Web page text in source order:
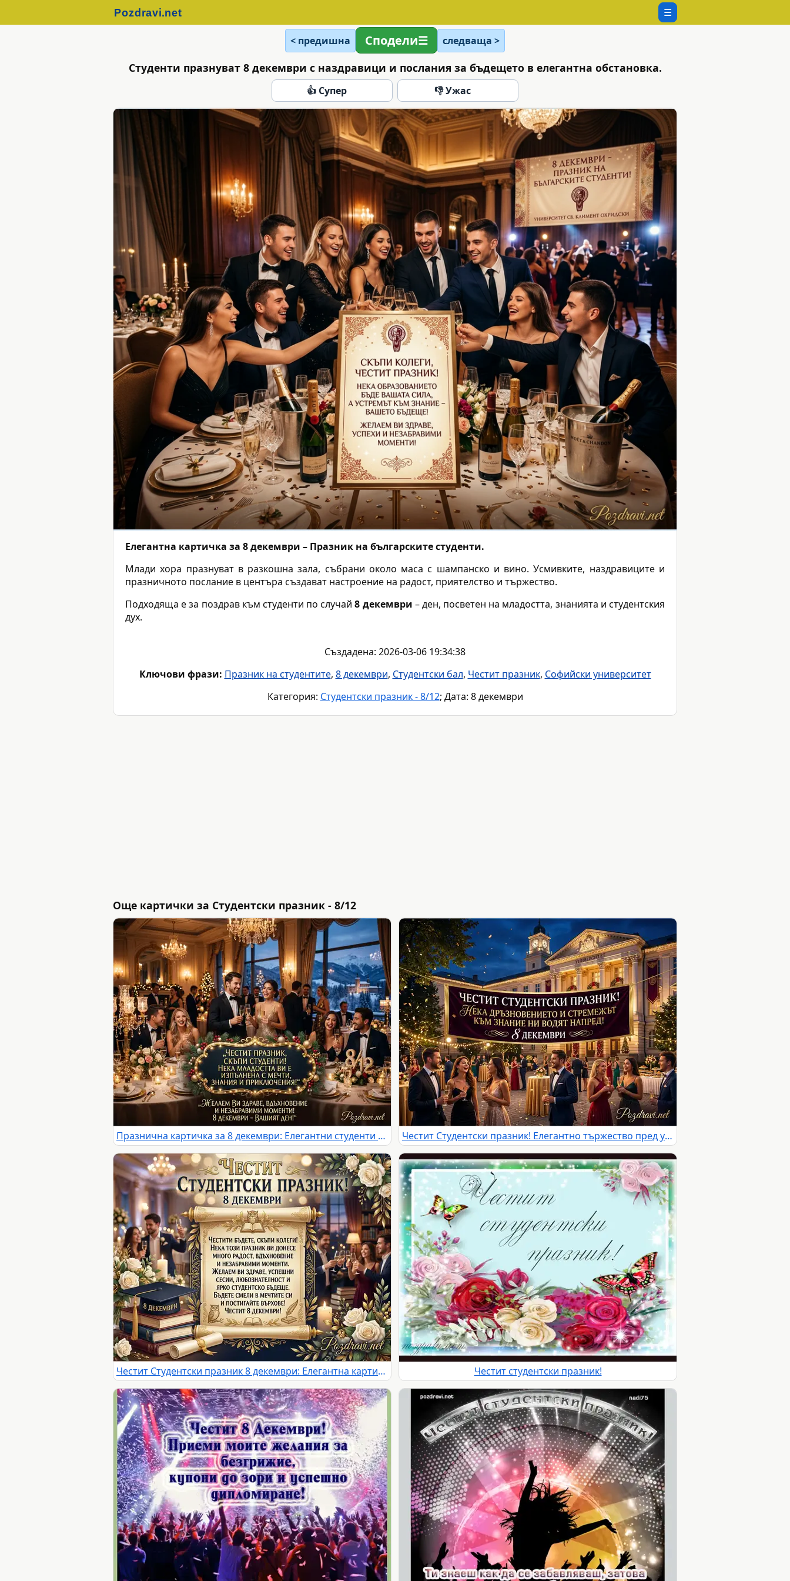
☰
< предишна Сподели следваща >
Студенти празнуват 8 декември с наздравици и послания за бъдещето в елегантна обстановка.
👍 Супер 👎 Ужас
Елегантна картичка за 8 декември – Празник на българските студенти.
Млади хора празнуват в разкошна зала, събрани около маса с шампанско и вино. Усмивките, наздравиците и
празничното послание в центъра създават настроение на радост, приятелство и тържество.
Подходяща е за поздрав към студенти по случай8 декември – ден, посветен на младостта, знанията и студентския
дух.
Създадена: 2026-03-06 19:34:38
Ключови фрази: Празник на студентите, 8 декември, Студентски бал, Честит празник, Софийски университет
Категория: Студентски празник - 8/12; Дата: 8 декември
Още картички за Студентски празник - 8/12
Празнична картичка за 8 декември: Елегантни студенти празнуват в луксозна обстановка със зимна гледка. Честит Студентски празник! Елегантно тържество пред университета на 8 декември с пожелания за знание и напредък.
Честит Студентски празник 8 декември: Елегантна картичка с пожелания, студенти, книги и рози. Честит студентски празник!